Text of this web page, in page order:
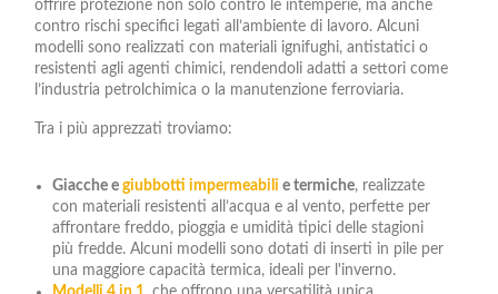
offrire protezione non solo contro le intemperie, ma anche
contro rischi specifici legati all’ambiente di lavoro. Alcuni
modelli sono realizzati con materiali ignifughi, antistatici o
resistenti agli agenti chimici, rendendoli adatti a settori come
l’industria petrolchimica o la manutenzione ferroviaria.
Tra i più apprezzati troviamo:
Giacche e giubbotti impermeabili e termiche, realizzate
con materiali resistenti all’acqua e al vento, perfette per
affrontare freddo, pioggia e umidità tipici delle stagioni
più fredde. Alcuni modelli sono dotati di inserti in pile per
una maggiore capacità termica, ideali per l'inverno.